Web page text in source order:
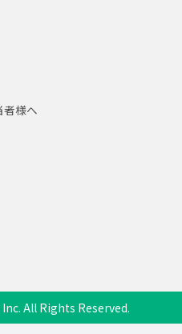
者様へ
All Rights Reserved.